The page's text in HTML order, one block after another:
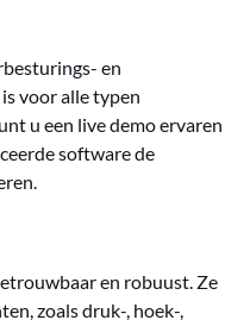
en
voor alle typen
u een live demo ervaren
software de
en robuust. Ze
zoals druk-, hoek-,